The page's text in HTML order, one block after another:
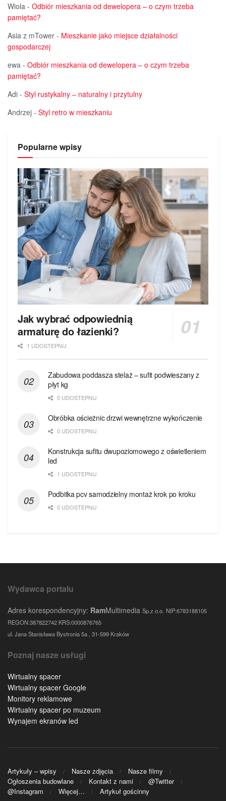
Wiola - Odbiór mieszkania od dewelopera – o czym trzeba
pamiętać?
Asia z mTower - Mieszkanie jako miejsce działalności
gospodarczej
ewa - Odbiór mieszkania od dewelopera – o czym trzeba
pamiętać?
Adi - Styl rustykalny – naturalny i przytulny
Andrzej - Styl retro w mieszkaniu
Popularne wpisy
Jak wybrać odpowiednią
armaturę do łazienki?
1 UDOSTEPNIJ
Zabudowa poddasza stelaż – sufit podwieszany z
płyt kg
0 UDOSTEPNIJ
Obróbka ościeżnic drzwi wewnętrzne wykończenie
0 UDOSTEPNIJ
Konstrukcja sufitu dwupoziomowego z oświetleniem
led
1 UDOSTEPNIJ
Podbitka pcv samodzielny montaż krok po kroku
0 UDOSTEPNIJ
Wydawca portalu
Adres korespondencyjny: RamMultimedia Sp.z o.o. NIP:6783188105
REGON:387822742 KRS:0000876765
ul. Jana Stanisława Bystronia 5a , 31-599 Kraków
Poznaj nasze usługi
Wirtualny spacer
Wirtualny spacer Google
Monitory reklamowe
Wirtualny spacer po muzeum
Wynajem ekranów led
Artykuły – wpisy Nasze zdjęcia
Nasze filmy
Ogłoszenia budowlane
Kontakt z nami
@Twitter
@Instagram
Więcej… Artykuł gościnny